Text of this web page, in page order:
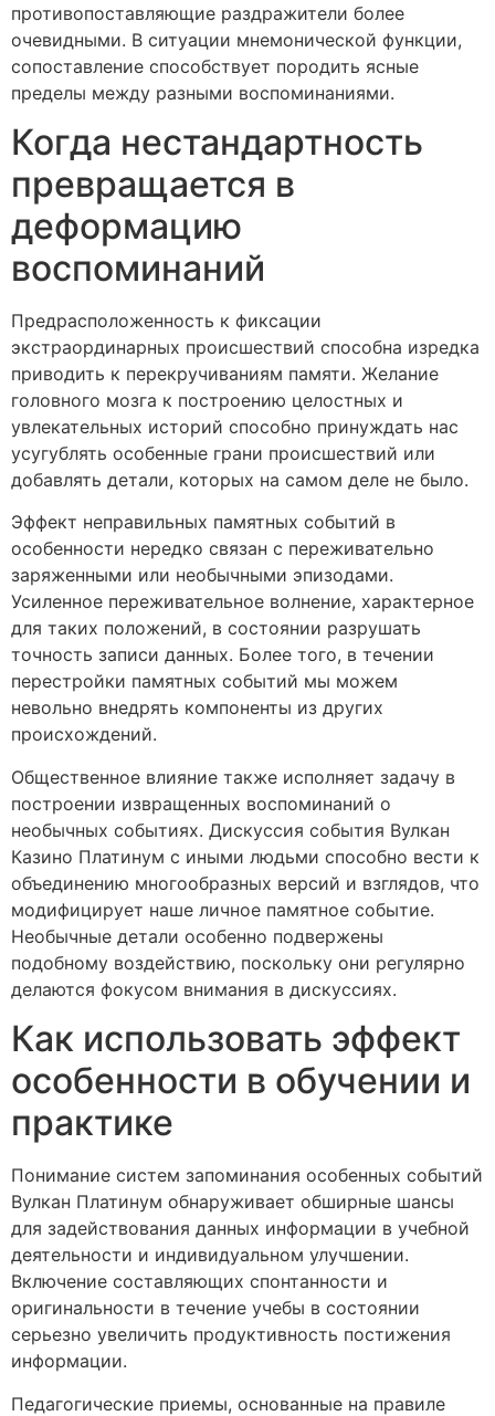
противопоставляющие раздражители более
очевидными. В ситуации мнемонической функции,
сопоставление способствует породить ясные
пределы между разными воспоминаниями.
Когда нестандартность
превращается в
деформацию
воспоминаний
Предрасположенность к фиксации
экстраординарных происшествий способна изредка
приводить к перекручиваниям памяти. Желание
головного мозга к построению целостных и
увлекательных историй способно принуждать нас
усугублять особенные грани происшествий или
добавлять детали, которых на самом деле не было.
Эффект неправильных памятных событий в
особенности нередко связан с переживательно
заряженными или необычными эпизодами.
Усиленное переживательное волнение, характерное
для таких положений, в состоянии разрушать
точность записи данных. Более того, в течении
перестройки памятных событий мы можем
невольно внедрять компоненты из других
происхождений.
Общественное влияние также исполняет задачу в
построении извращенных воспоминаний о
необычных событиях. Дискуссия события Вулкан
Казино Платинум с иными людьми способно вести к
объединению многообразных версий и взглядов, что
модифицирует наше личное памятное событие.
Необычные детали особенно подвержены
подобному воздействию, поскольку они регулярно
делаются фокусом внимания в дискуссиях.
Как использовать эффект
особенности в обучении и
практике
Понимание систем запоминания особенных событий
Вулкан Платинум обнаруживает обширные шансы
для задействования данных информации в учебной
деятельности и индивидуальном улучшении.
Включение составляющих спонтанности и
оригинальности в течение учебы в состоянии
серьезно увеличить продуктивность постижения
информации.
Педагогические приемы, основанные на правиле